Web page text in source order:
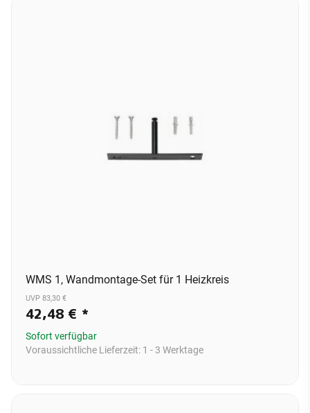
WMS 1, Wandmontage-Set für 1 Heizkreis
UVP 83,30 €
42,48 € *
Sofort verfügbar
Voraussichtliche Lieferzeit: 1 - 3 Werktage